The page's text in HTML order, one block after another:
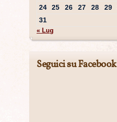
24
25 26 27 28 29
31
« Lug
Seguici su Facebook